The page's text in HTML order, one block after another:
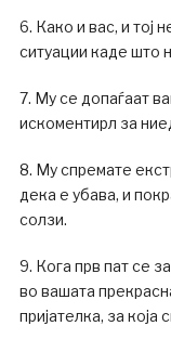
6. Како и вас, и тој
ситуации каде што
7. Му се допаѓаат
искоментирл за
8. Му спремате
дека е убава, и
солзи.
9. Кога прв пат се
во вашата
пријателка, за која